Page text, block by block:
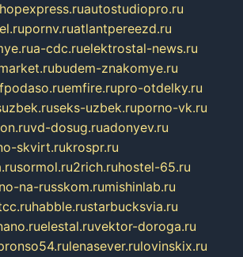
autostudiopro.ru
pornv.ruatlantpereezd.ru
a-cdc.ruelektrostal-news.ru
budem-znakomye.ru
fpodaso.ruemfire.rupro-otdelky.ru
seks-uzbek.ruporno-vk.ru
vd-dosug.ruadonyev.ru
skvirt.rukrospr.ru
sormol.ru2rich.ruhostel-65.ru
na-russkom.rumishinlab.ru
habble.rustarbucksvia.ru
elestal.ruvektor-doroga.ru
lenasever.rulovinskix.ru